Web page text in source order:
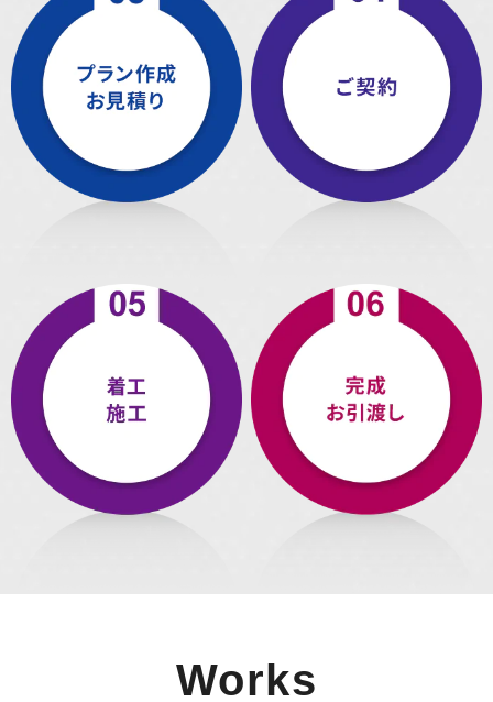
Works